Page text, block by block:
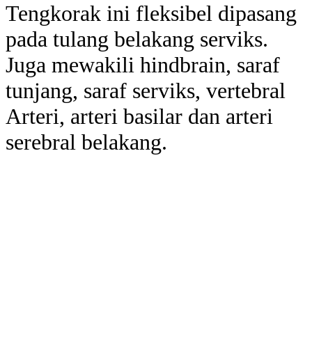
Tengkorak ini fleksibel dipasang
pada tulang belakang serviks.
Juga mewakili hindbrain, saraf
tunjang, saraf serviks, vertebral
Arteri, arteri basilar dan arteri
serebral belakang.